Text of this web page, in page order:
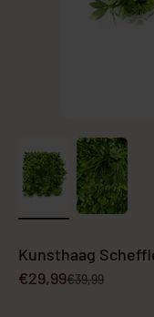
Kunsthaag
Aanbiedingsprijs
€29,99Normale prijs
€39,99